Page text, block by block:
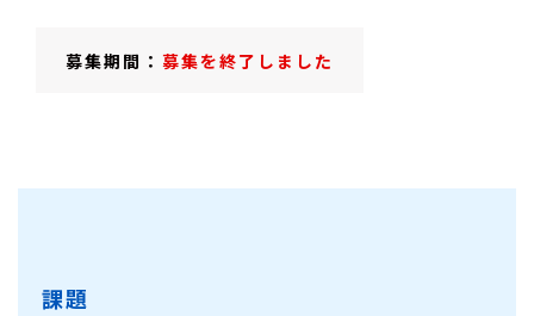
募集期間： 募集を終了しました
課題